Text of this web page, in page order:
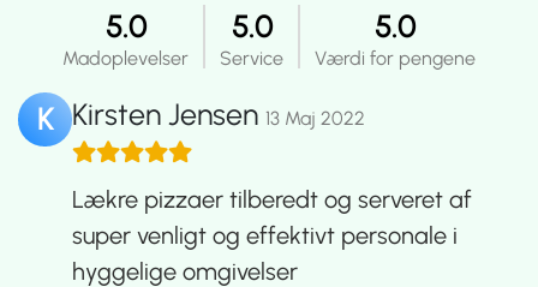
5.0
Madoplevelser
5.0
Service
5.0
Værdi for pengene
K Kirsten Jensen 13 Maj 2022
Lækre pizzaer tilberedt og serveret af
super venligt og effektivt personale i
hyggelige omgivelser